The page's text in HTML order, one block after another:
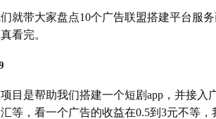
就带大家盘点10个广告联盟搭建平台服
看完。
项目是帮助我们搭建一个短剧app，并接
等，看一个广告的收益在0.5到3元不等